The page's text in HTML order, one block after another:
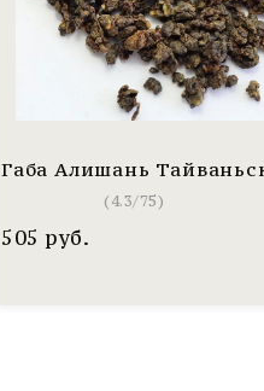
Габа Алишань
( 4.3/75)
505 руб.